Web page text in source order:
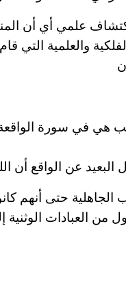
اكتشاف علمي أي أن
والعلمية التي
هي في سورة الواقعة 75-
البعيد عن الواقع أن
حتى أنهم
من العبادات الوثنية